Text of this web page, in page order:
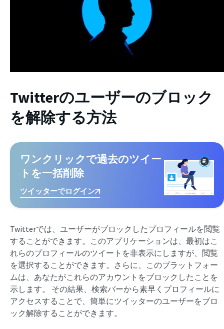
Twitterのユーザーのブロック
を解除する方法
ワンクリックで過去のツイー
トを一括削除
ツイッターでログイン
Twitterでは、ユーザーがブロックしたプロフィールを閲覧
することができます。このアプリケーションは、最初はこ
れらのプロフィールのツイートを非表示にしますが、閲覧
を選択することができます。さらに、このプラットフォー
ムは、あなたがこれらのアカウントをブロックしたことを
示します。 その結果、検索バーから素早くプロフィールに
アクセスすることで、簡単にツイッターのユーザーをブロ
ック解除することができます。